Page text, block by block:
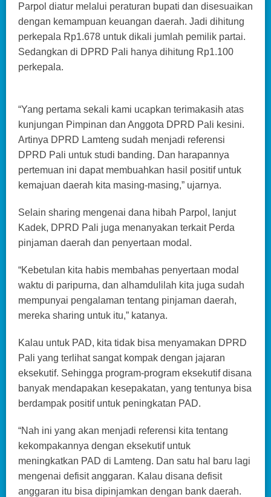
Parpol diatur melalui peraturan bupati dan disesuaikan
dengan kemampuan keuangan daerah. Jadi dihitung
perkepala Rp1.678 untuk dikali jumlah pemilik partai.
Sedangkan di DPRD Pali hanya dihitung Rp1.100
perkepala.
“Yang pertama sekali kami ucapkan terimakasih atas
kunjungan Pimpinan dan Anggota DPRD Pali kesini.
Artinya DPRD Lamteng sudah menjadi referensi
DPRD Pali untuk studi banding. Dan harapannya
pertemuan ini dapat membuahkan hasil positif untuk
kemajuan daerah kita masing-masing,” ujarnya.
Selain sharing mengenai dana hibah Parpol, lanjut
Kadek, DPRD Pali juga menanyakan terkait Perda
pinjaman daerah dan penyertaan modal.
“Kebetulan kita habis membahas penyertaan modal
waktu di paripurna, dan alhamdulilah kita juga sudah
mempunyai pengalaman tentang pinjaman daerah,
mereka sharing untuk itu,” katanya.
Kalau untuk PAD, kita tidak bisa menyamakan DPRD
Pali yang terlihat sangat kompak dengan jajaran
eksekutif. Sehingga program-program eksekutif disana
banyak mendapakan kesepakatan, yang tentunya bisa
berdampak positif untuk peningkatan PAD.
“Nah ini yang akan menjadi referensi kita tentang
kekompakannya dengan eksekutif untuk
meningkatkan PAD di Lamteng. Dan satu hal baru lagi
mengenai defisit anggaran. Kalau disana defisit
anggaran itu bisa dipinjamkan dengan bank daerah.